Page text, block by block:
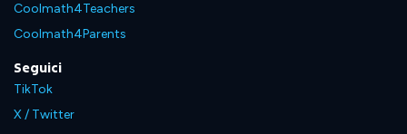
Coolmath4Teachers
Coolmath4Parents
Seguici
TikTok
X / Twitter